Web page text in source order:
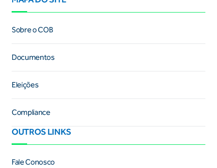
Sobre o COB
Documentos
Eleições
Compliance
OUTROS LINKS
Fale Conosco